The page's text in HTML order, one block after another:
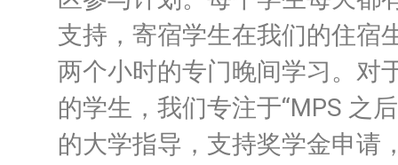
支持，寄宿学生在我们的住宿
两个小时的专门晚间学习。 对
的学生，我们专注于“MPS 之
的大学指导，支持奖学金申请